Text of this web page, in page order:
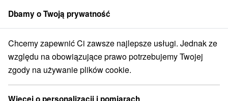
członek grupySorger
wakacyjne na Słowacji Východné Slovensko Košický kraj Štós
Bony wakacyjne na Słowacji Štós
Dbamy o Twoją prywatność
Chcemy zapewnić Ci zawsze najlepsze usługi. Jednak ze
względu na obowiązujące prawo potrzebujemy Twojej
zgody na używanie plików cookie.